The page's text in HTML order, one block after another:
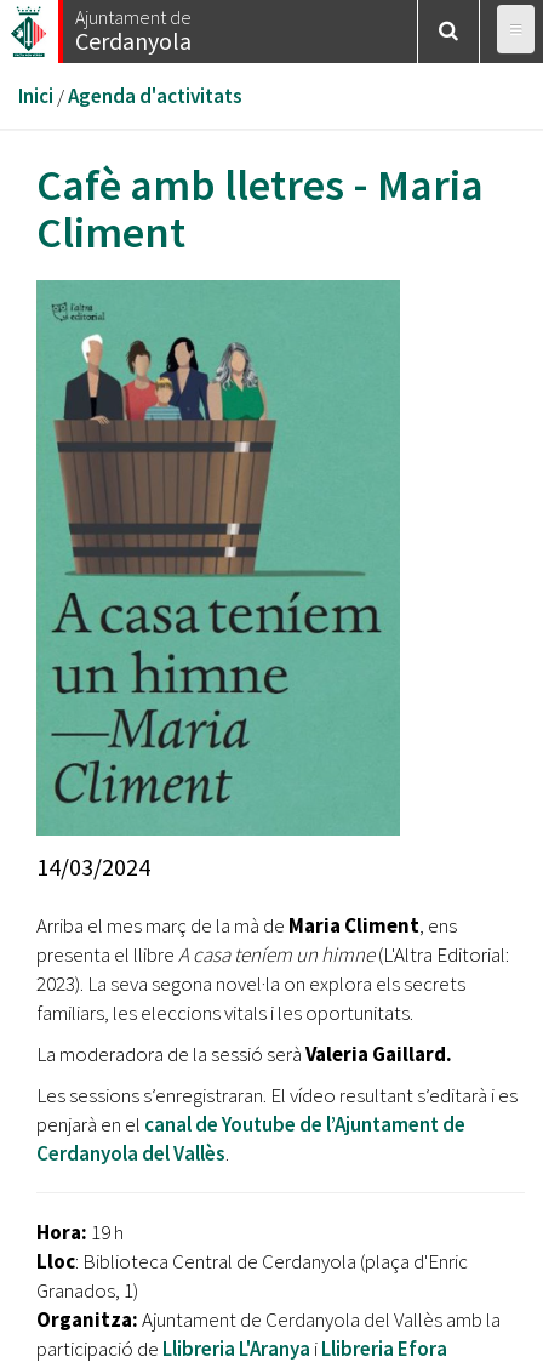
Vés
al
Ajuntament de
Cerdanyola
Esteu
aquí
Inici /Agenda d'activitats
Cafè amb lletres - Maria
Climent
14/03/2024
Arriba el mes març de la mà de Maria Climent, ens
presenta el llibreA casa teníem un himne(L'Altra Editorial:
2023). La seva segona novel·la on explora els secrets
familiars, les eleccions vitals i les oportunitats.
La moderadora de la sessió seràValeria Gaillard.
Les sessions s’enregistraran. El vídeo resultant s’editarà i es
penjarà en el canal de Youtube de l’Ajuntament de
Cerdanyola del Vallès.
Hora: 19 h
Lloc: Biblioteca Central de Cerdanyola (plaça d'Enric
Granados, 1)
Organitza:Ajuntament de Cerdanyola del Vallès amb la
participació de Llibreria L'Aranya iLlibreria Efora